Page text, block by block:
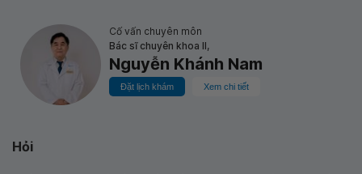
Cố vấn chuyên môn
Bác sĩ chuyên khoa II,
Nguyễn Khánh Nam
Đặt lịch khám Xem chi tiết
Hỏi